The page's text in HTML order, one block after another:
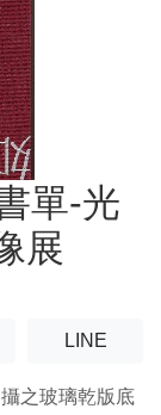
單-光
展
視窗)
噗浪(另開新視窗)
LINE(另開
之玻璃乾版底